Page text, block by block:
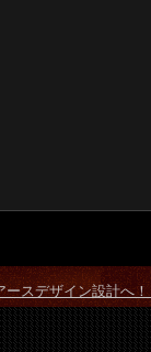
ースデザイン設計へ